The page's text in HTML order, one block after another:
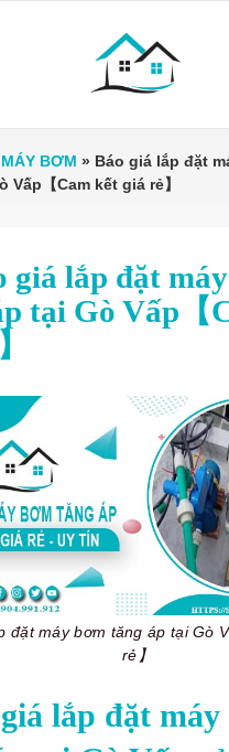
MÁY BƠM » Báo giá lắp đặt
Vấp【Cam kết giá rẻ】
giá lắp đặt
tại Gò Vấp【
đặt máy bơm tăng áp tại Gò
rẻ】
lắp đặt